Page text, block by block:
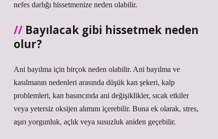
nefes darlığı hissetmenize neden olabilir.
Bayılacak gibi hissetmek neden
olur?
Ani bayılma için birçok neden olabilir. Ani bayılma ve
kasılmanın nedenleri arasında düşük kan şekeri, kalp
problemleri, kan basıncında ani değişiklikler, sıcak etkiler
veya yetersiz oksijen alımını içerebilir. Buna ek olarak, stres,
aşırı yorgunluk, açlık veya susuzluk aniden geçebilir.